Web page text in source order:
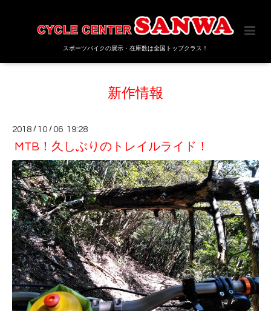
スポーツバイクの展示・在庫数は全国トップクラス！
新作情報
2018 / 10 /06 19:28
MTB！久しぶりのトレイルライド！